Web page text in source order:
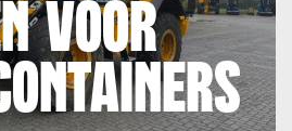
voor